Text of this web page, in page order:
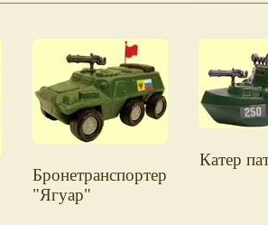
Бронетранспортер
"Ягуар"
Катер